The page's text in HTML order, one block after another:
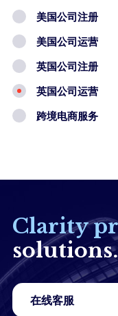
美国公司注册
美国公司运营
英国公司注册
英国公司运营
跨境电商服务
Clarity
solutions.
在线客服